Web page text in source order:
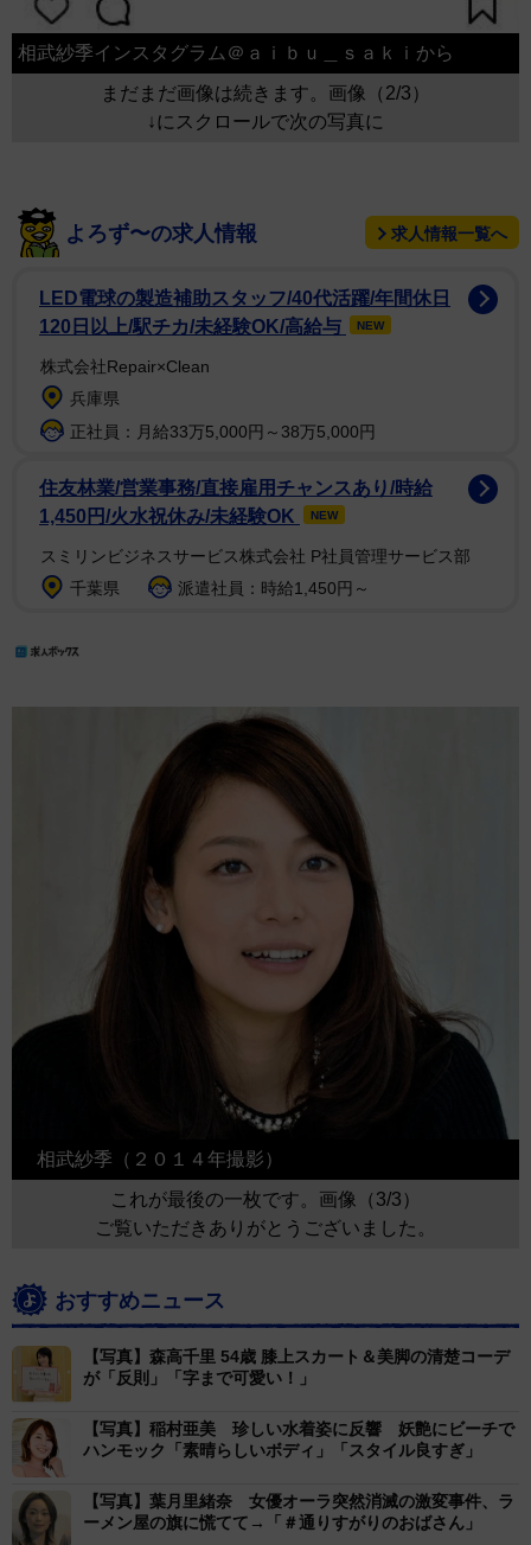
相武紗季インスタグラム＠ａｉｂｕ＿ｓａｋｉから
まだまだ画像は続きます。画像（2/3）
↓にスクロールで次の写真に
よろず〜の求人情報 求人情報一覧へ
LED電球の製造補助スタッフ/40代活躍/年間休日
120日以上/駅チカ/未経験OK/高給与
NEW
株式会社Repair×Clean
兵庫県
正社員：月給33万5,000円～38万5,000円
住友林業/営業事務/直接雇用チャンスあり/時給
1,450円/火水祝休み/未経験OK
NEW
スミリンビジネスサービス株式会社 P社員管理サービス部
千葉県
派遣社員：時給1,450円～
相武紗季（２０１４年撮影）
これが最後の一枚です。画像（3/3）
ご覧いただきありがとうございました。
おすすめニュース
【写真】森高千里 54歳 膝上スカート＆美脚の清楚コーデ
が「反則」「字まで可愛い！」
【写真】稲村亜美 珍しい水着姿に反響 妖艶にビーチで
ハンモック「素晴らしいボディ」「スタイル良すぎ」
【写真】葉月里緒奈 女優オーラ突然消滅の激変事件、ラ
ーメン屋の旗に慌てて→「＃通りすがりのおばさん」